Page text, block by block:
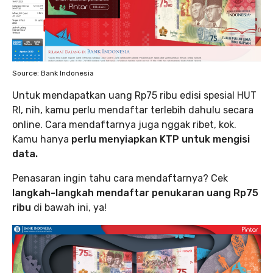
Source: Bank Indonesia
Untuk mendapatkan uang Rp75 ribu edisi spesial HUT
RI, nih, kamu perlu mendaftar terlebih dahulu secara
online. Cara mendaftarnya juga nggak ribet, kok.
Kamu hanya perlu menyiapkan KTP untuk mengisi
data.
Penasaran ingin tahu cara mendaftarnya? Cek
langkah-langkah mendaftar penukaran uang Rp75
ribu di bawah ini, ya!